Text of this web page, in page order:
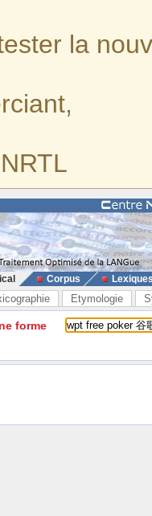
la
Corpus
Etymologie
forme